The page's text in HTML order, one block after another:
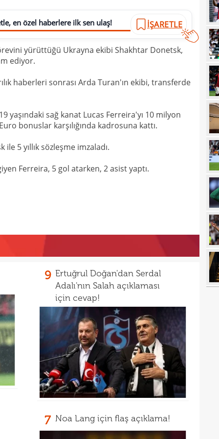
en özel haberlere ilk sen ulaş! İŞARETLE
yürüttüğü Ukrayna ekibi Shakhtar Donetsk,
ediyor.
haberleri sonrası Arda Turan'ın ekibi, transferde
yaşındaki sağ kanat Lucas Ferreira'yı 10 milyon
bonuslar karşılığında kadrosuna kattı.
5 yıllık sözleşme imzaladı.
Ferreira, 5 gol atarken, 2 asist yaptı.
9 Ertuğrul Doğan'dan Serdal
Adalı'nın Salah açıklaması
için cevap!
7 Noa Lang için flaş açıklama!